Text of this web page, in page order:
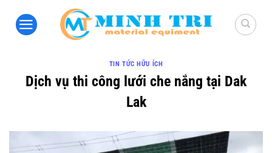
TIN TỨC HỮU ÍCH
Dịch vụ thi công lưới che nắng tại Dak
Lak